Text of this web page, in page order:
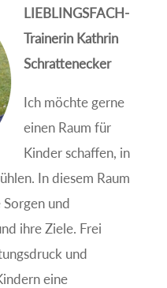
LIEBLINGSFACH-
Trainerin Kathrin
Schrattenecker
Ich möchte gerne
einen Raum für
Kinder schaffen, in
In diesem Raum
und
ihre Ziele. Frei
und
eine